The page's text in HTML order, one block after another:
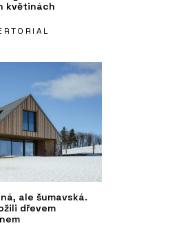
květinách
ale šumavská.
dřevem